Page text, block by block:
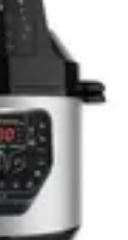
Recettes
Recettes de